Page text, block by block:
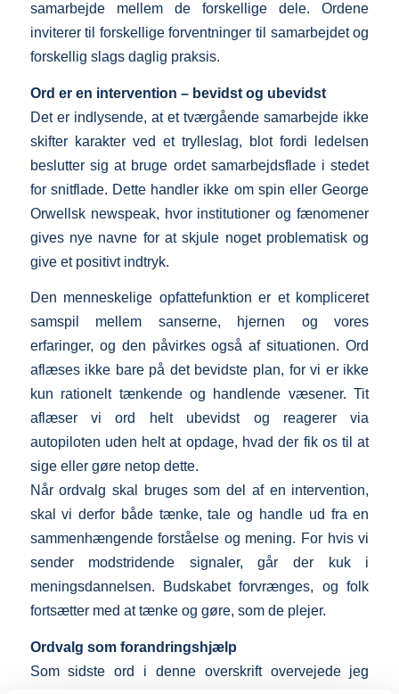
samarbejde mellem de forskellige dele. Ordene
inviterer til forskellige forventninger til samarbejdet og
forskellig slags daglig praksis.
Ord er en intervention – bevidst og ubevidst
Det er indlysende, at et tværgående samarbejde ikke
skifter karakter ved et trylleslag, blot fordi ledelsen
beslutter sig at bruge ordet samarbejdsflade i stedet
for snitflade. Dette handler ikke om spin eller George
Orwellsk newspeak, hvor institutioner og fænomener
gives nye navne for at skjule noget problematisk og
give et positivt indtryk.
Den menneskelige opfattefunktion er et kompliceret
samspil mellem sanserne, hjernen og vores
erfaringer, og den påvirkes også af situationen. Ord
aflæses ikke bare på det bevidste plan, for vi er ikke
kun rationelt tænkende og handlende væsener. Tit
aflæser vi ord helt ubevidst og reagerer via
autopiloten uden helt at opdage, hvad der fik os til at
sige eller gøre netop dette.
Når ordvalg skal bruges som del af en intervention,
skal vi derfor både tænke, tale og handle ud fra en
sammenhængende forståelse og mening. For hvis vi
sender modstridende signaler, går der kuk i
meningsdannelsen. Budskabet forvrænges, og folk
fortsætter med at tænke og gøre, som de plejer.
Ordvalg som forandringshjælp
Som sidste ord i denne overskrift overvejede jeg